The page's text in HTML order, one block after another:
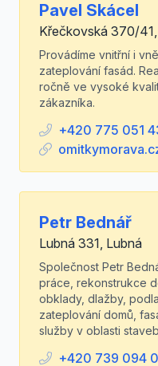
Pavel Skácel
Křečkovská 370/
Provádíme vnitřní i
zateplování fasád.
ročně ve vysoké
zákazníka.
+420 775 051
Petr Bednář
Lubná 331, Lubná
Společnost Petr
práce, rekonstrukce
obklady, dlažby,
zateplování domů,
služby v oblasti
+420 739 094